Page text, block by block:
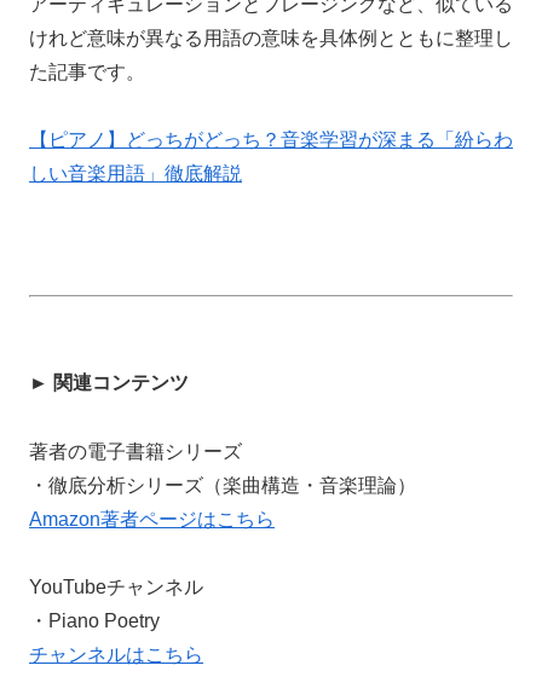
けれど意味が異なる用語の意味を具体例とともに整理し
た記事です。
【ピアノ】どっちがどっち？音楽学習が深まる「紛らわ
しい音楽用語」徹底解説
► 関連コンテンツ
著者の電子書籍シリーズ
・徹底分析シリーズ（楽曲構造・音楽理論）
Amazon著者ページはこちら
YouTubeチャンネル
・Piano Poetry
チャンネルはこちら